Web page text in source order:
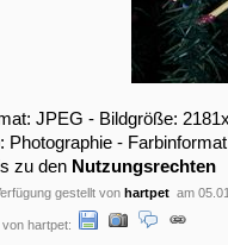
JPEG - Bildgröße:
Photographie -
zu den Nutzungsrechten
gestellt von hartpet am
von hartpet: